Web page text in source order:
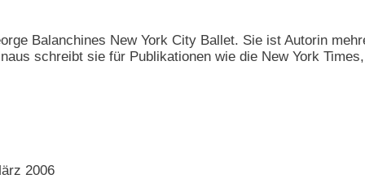
Balanchines New York City Ballet. Sie ist Autorin
schreibt sie für Publikationen wie die New York
2006